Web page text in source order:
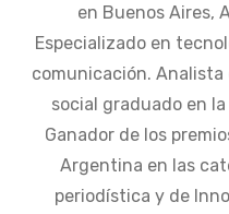
en Buenos Aires,
Especializado en
comunicación.
social graduado en
Ganador de los
Argentina en las
periodística y de